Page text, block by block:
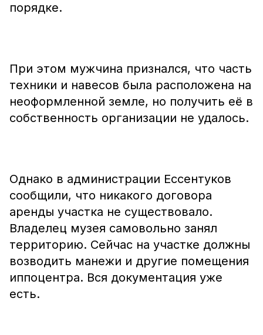
порядке.
При этом мужчина признался, что часть
техники и навесов была расположена на
неоформленной земле, но получить её в
собственность организации не удалось.
Однако в администрации Ессентуков
сообщили, что никакого договора
аренды участка не существовало.
Владелец музея самовольно занял
территорию. Сейчас на участке должны
возводить манежи и другие помещения
иппоцентра. Вся документация уже
есть.